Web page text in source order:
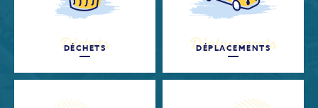
DÉCHETS DÉPLACEMENTS